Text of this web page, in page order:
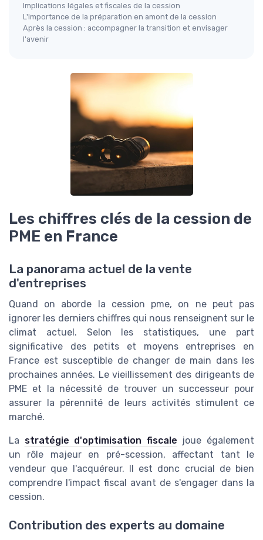
Implications légales et fiscales de la cession
L'importance de la préparation en amont de la cession
Après la cession : accompagner la transition et envisager
l'avenir
Les chiffres clés de la cession de
PME en France
La panorama actuel de la vente
d'entreprises
Quand on aborde la cession pme, on ne peut pas
ignorer les derniers chiffres qui nous renseignent sur le
climat actuel. Selon les statistiques, une part
significative des petits et moyens entreprises en
France est susceptible de changer de main dans les
prochaines années. Le vieillissement des dirigeants de
PME et la nécessité de trouver un successeur pour
assurer la pérennité de leurs activités stimulent ce
marché.
La stratégie d'optimisation fiscale joue également
un rôle majeur en pré-scession, affectant tant le
vendeur que l'acquéreur. Il est donc crucial de bien
comprendre l'impact fiscal avant de s'engager dans la
cession.
Contribution des experts au domaine